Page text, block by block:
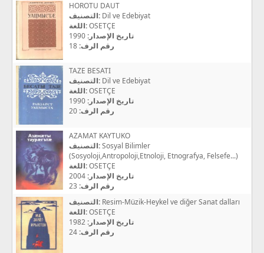
HOROTU DAUT
التصنيف: Dil ve Edebiyat
اللغة:OSETÇE
تاريخ الإصدار:
رقم الرف:
TAZE BESATI
التصنيف: Dil ve Edebiyat
اللغة:OSETÇE
تاريخ الإصدار:
رقم الرف:
AZAMAT KAYTUKO
التصنيف:Sosyal Bilimler
(Sosyoloji,Antropoloji,Etnoloji, Etnografya, Felsefe...)
اللغة:OSETÇE
تاريخ الإصدار:
رقم الرف:
التصنيف: Resim-Müzik-Heykel ve diğer Sanat dalları
اللغة:OSETÇE
تاريخ الإصدار:
رقم الرف: